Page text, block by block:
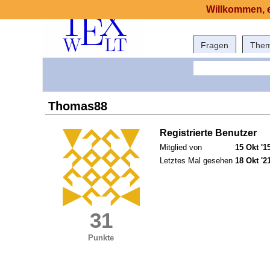
Fragen
Thomas88
31
Punkte
Registrierte Benutzer
Mitglied von
15 Okt
Letztes Mal gesehen 18 Okt
Willkommen,